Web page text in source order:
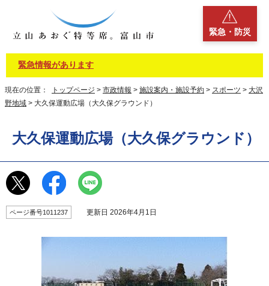
緊急・防災
緊急情報があります
現在の位置： トップページ > 市政情報 > 施設案内・施設予約 > スポーツ > 大沢
野地域 > 大久保運動広場（大久保グラウンド）
大久保運動広場（大久保グラウンド）
ページ番号1011237 更新日 2026年4月1日